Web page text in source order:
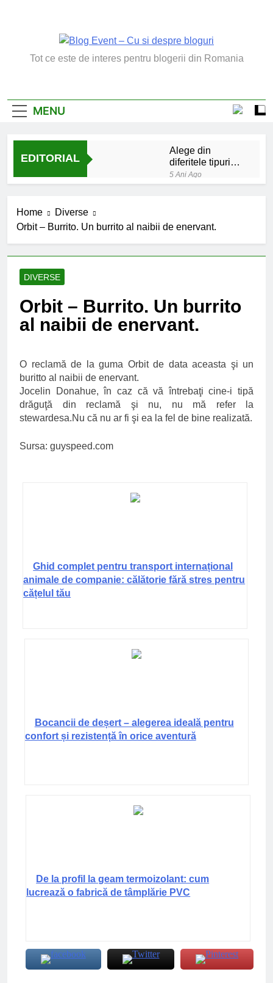
Blog Event – Cu Si
Tot ce este de interes pentru blogerii din Romania
MENU
EDITORIAL
Alege din
diferitele tipuri
de bratara de
argint
5 Ani Ago
invatate de la copilul
meu
Donald Trump
6 Ani Ago
Earthing sau
beneficiile contactului
Este posibil sa ne
6 Ani Ago
Home
Diverse
Orbit – Burrito. Un burrito al naibii de enervant.
DIVERSE
Orbit – Burrito. Un burrito
al naibii de enervant.
O reclamă de la guma Orbit de data aceasta şi un
buritto al naibii de enervant.
Jocelin Donahue, în caz că vă întrebaţi cine-i tipă
drăguţă din reclamă şi nu, nu mă refer la
stewardesa.Nu că nu ar fi şi ea la fel de bine realizată.
Sursa: guyspeed.com
Ghid complet pentru transport internațional
animale de companie: călătorie fără stres pentru
cățelul tău
Bocancii de deșert – alegerea ideală pentru
confort și rezistență în orice aventură
De la profil la geam termoizolant: cum
lucrează o fabrică de tâmplărie PVC